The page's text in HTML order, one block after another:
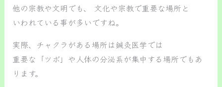
他の宗教や文明でも、 文化や宗教で重要な場所と
いわれている事が多いですね。
実際、チャクラがある場所は鍼灸医学では
重要な「ツボ」や人体の分泌系が集中する場所でもあ
ります。